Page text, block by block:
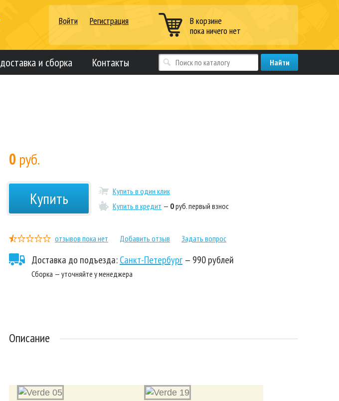
Войти Регистрация
В корзине
пока ничего нет
и сборка Контакты
0 руб.
Купить
Купить в один клик
Купить в кредит — 0руб. первый взнос
отзывов пока нет Добавить отзыв Задать вопрос
Доставка до подъезда:Санкт-Петербург — 990 рублей
Сборка — уточняйте у менеджера
Описание